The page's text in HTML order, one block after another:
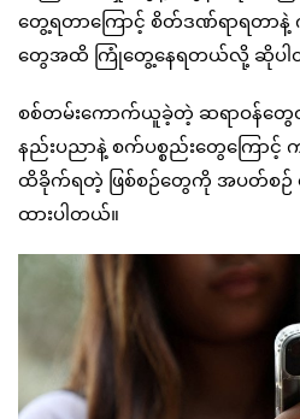
တွေ့ရတာကြောင့် စိတ်ဒဏ်ရာရတာ
တွေအထိ ကြုံတွေ့နေရတယ်လို့ ဆိုပါ
စစ်တမ်းကောက်ယူခဲ့တဲ့ ဆရာဝန်တွ
နည်းပညာနဲ့ စက်ပစ္စည်းတွေကြောင့်
ထိခိုက်ရတဲ့ ဖြစ်စဉ်တွေကို အပတ်စဉ်
ထားပါတယ်။